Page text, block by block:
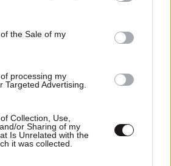
to Google and its third-party tags to
specified purposes in below Google
the Sale of my
processing my
Targeted Advertising.
Collection, Use,
or Sharing of my
Is Unrelated with the
it was collected.